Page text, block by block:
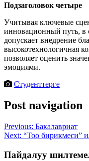
Подзаголовок четыре
Учитывая ключевые
инновационный путь, в
допускает внедрение
высокотехнологичная
позволяет оценить
эмоциями.
Студенттерге
Post navigation
Previous: Бакалавриат
Next: “Тоо бирикмеси”
Пайдалуу